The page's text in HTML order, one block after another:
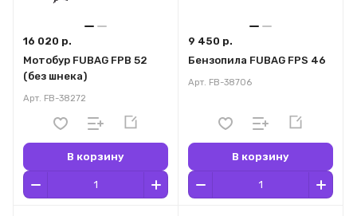
16 020 р.
Мотобур FUBAG FPB 52
(без шнека)
Арт. FB-38272
В корзину
9 450 р.
Бензопила FUBAG FPS 46
Арт. FB-38706
В корзину